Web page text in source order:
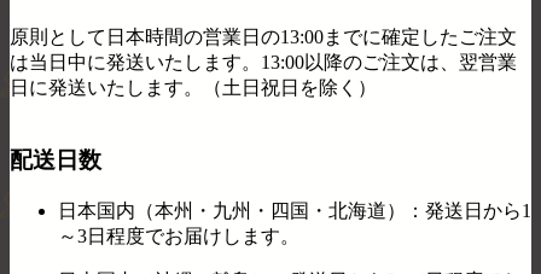
原則として日本時間の営業日の13:00までに確定したご注文
は当日中に発送いたします。13:00以降のご注文は、翌営業
日に発送いたします。（土日祝日を除く）
配送日数
日本国内（本州・九州・四国・北海道）： 発送日から1
～3日程度でお届けします。